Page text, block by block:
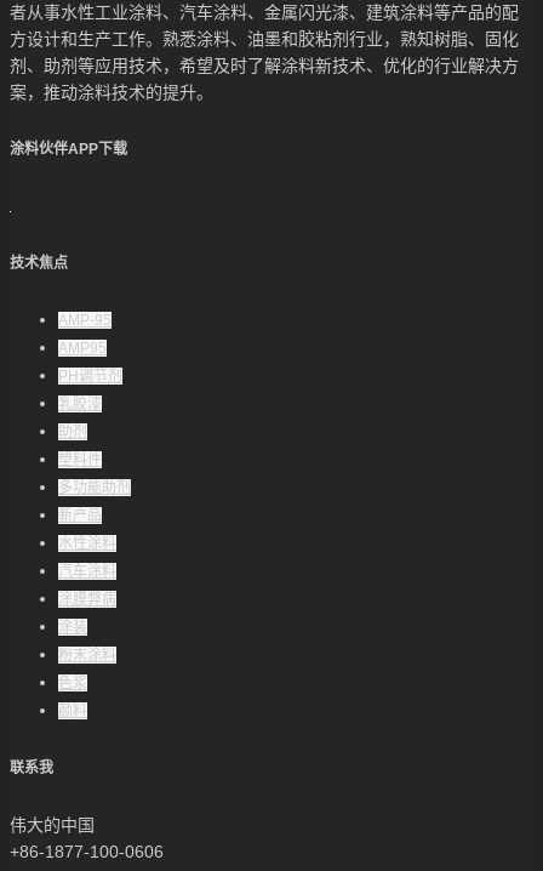
者从事水性工业涂料、汽车涂料、金属闪光漆、建筑涂料等产品的配
方设计和生产工作。熟悉涂料、油墨和胶粘剂行业，熟知树脂、固化
剂、助剂等应用技术，希望及时了解涂料新技术、优化的行业解决方
案，推动涂料技术的提升。
涂料伙伴APP下载
技术焦点
AMP-95
AMP95
PH调节剂
乳胶漆
助剂
塑料件
多功能助剂
新产品
水性涂料
汽车涂料
涂膜弊病
涂装
粉末涂料
色浆
颜料
联系我
伟大的中国
+86-1877-100-0606